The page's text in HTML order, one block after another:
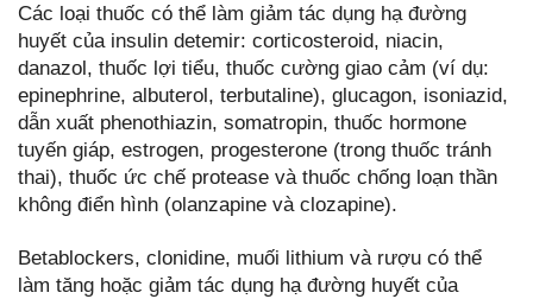
Các loại thuốc có thể làm giảm tác dụng hạ đường
huyết của insulin detemir: corticosteroid, niacin,
danazol, thuốc lợi tiểu, thuốc cường giao cảm (ví dụ:
epinephrine, albuterol, terbutaline), glucagon, isoniazid,
dẫn xuất phenothiazin, somatropin, thuốc hormone
tuyến giáp, estrogen, progesterone (trong thuốc tránh
thai), thuốc ức chế protease và thuốc chống loạn thần
không điển hình (olanzapine và clozapine).
Betablockers, clonidine, muối lithium và rượu có thể
làm tăng hoặc giảm tác dụng hạ đường huyết của